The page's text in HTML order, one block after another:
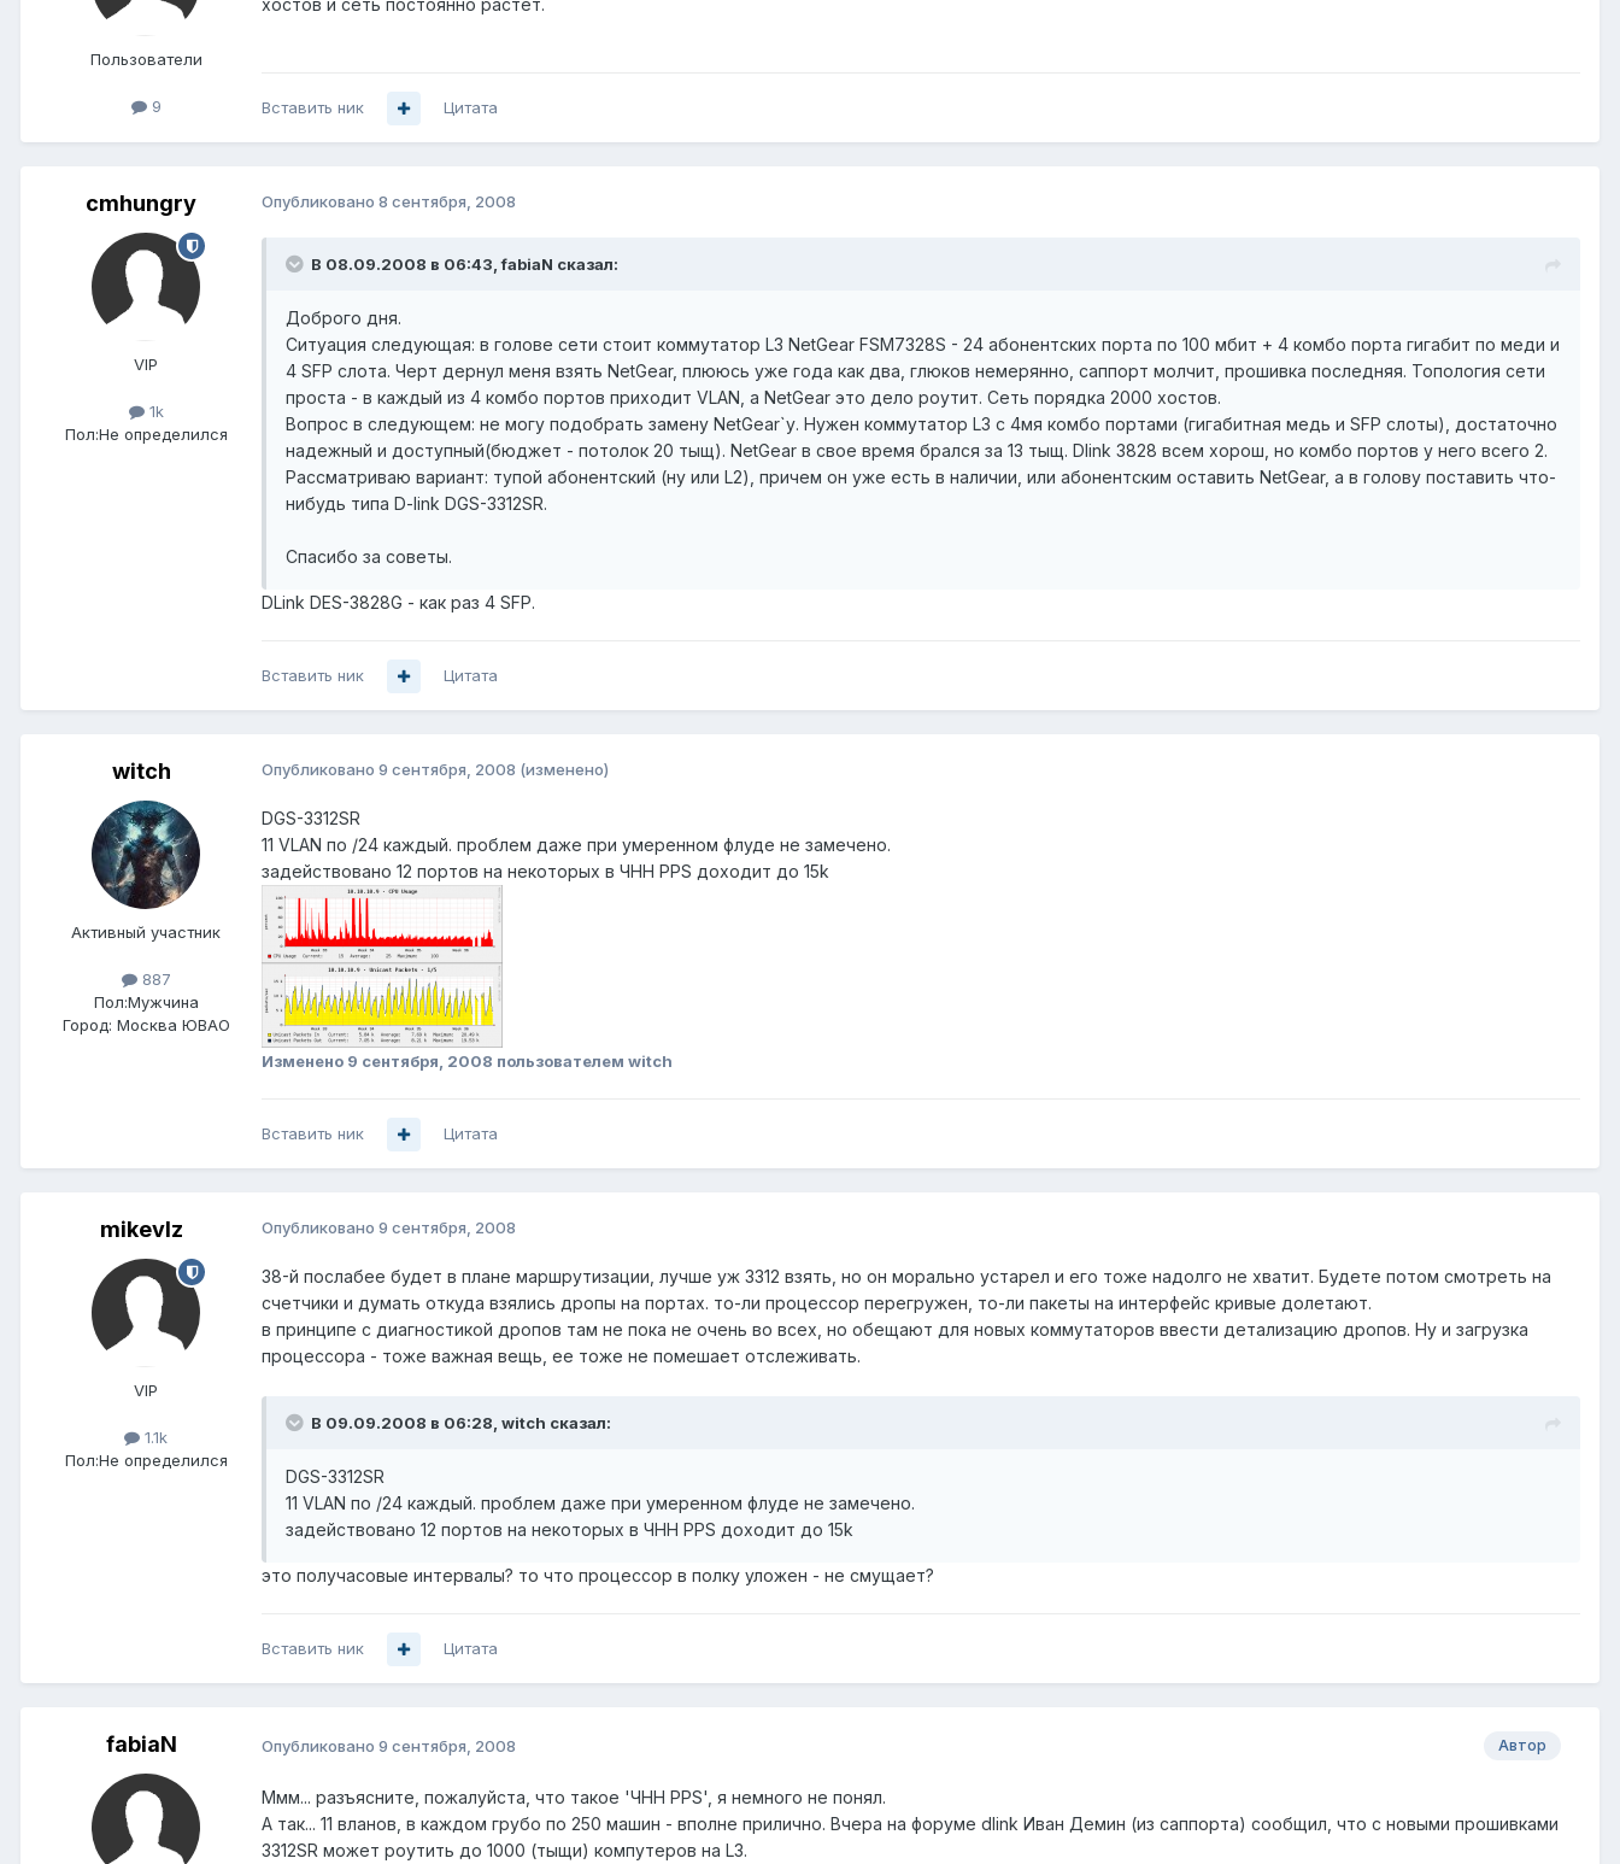
Пользователи
9
хостов и сеть постоянно растет.
Вставить ник Цитата
cmhungry
VIP
1k
Пол:Не определился
Опубликовано 8 сентября, 2008
В 08.09.2008 в 06:43, fabiaN сказал:
Доброго дня.
Ситуация следующая: в голове сети стоит коммутатор L3 NetGear FSM7328S - 24 абонентских порта по 100 мбит + 4 комбо порта гигабит по меди и
4 SFP слота. Черт дернул меня взять NetGear, плююсь уже года как два, глюков немерянно, саппорт молчит, прошивка последняя. Топология сети
проста - в каждый из 4 комбо портов приходит VLAN, а NetGear это дело роутит. Сеть порядка 2000 хостов.
Вопрос в следующем: не могу подобрать замену NetGear`у. Нужен коммутатор L3 с 4мя комбо портами (гигабитная медь и SFP слоты), достаточно
надежный и доступный(бюджет - потолок 20 тыщ). NetGear в свое время брался за 13 тыщ. Dlink 3828 всем хорош, но комбо портов у него всего 2.
Рассматриваю вариант: тупой абонентский (ну или L2), причем он уже есть в наличии, или абонентским оставить NetGear, а в голову поставить что-
нибудь типа D-link DGS-3312SR.
Спасибо за советы.
DLink DES-3828G - как раз 4 SFP.
Вставить ник Цитата
witch
Активный участник
887
Пол:Мужчина
Город: Москва ЮВАО
Опубликовано 9 сентября, 2008 (изменено)
DGS-3312SR
11 VLAN по /24 каждый. проблем даже при умеренном флуде не замечено.
задействовано 12 портов на некоторых в ЧНН PPS доходит до 15k
Изменено 9 сентября, 2008 пользователем witch
Вставить ник Цитата
mikevlz
VIP
1.1k
Пол:Не определился
Опубликовано 9 сентября, 2008
38-й послабее будет в плане маршрутизации, лучше уж 3312 взять, но он морально устарел и его тоже надолго не хватит. Будете потом смотреть на
счетчики и думать откуда взялись дропы на портах. то-ли процессор перегружен, то-ли пакеты на интерфейс кривые долетают.
в принципе с диагностикой дропов там не пока не очень во всех, но обещают для новых коммутаторов ввести детализацию дропов. Ну и загрузка
процессора - тоже важная вещь, ее тоже не помешает отслеживать.
В 09.09.2008 в 06:28, witch сказал:
DGS-3312SR
11 VLAN по /24 каждый. проблем даже при умеренном флуде не замечено.
задействовано 12 портов на некоторых в ЧНН PPS доходит до 15k
это получасовые интервалы? то что процессор в полку уложен - не смущает?
Вставить ник Цитата
fabiaN Автор
Опубликовано 9 сентября, 2008
Ммм... разъясните, пожалуйста, что такое 'ЧНН PPS', я немного не понял.
А так... 11 вланов, в каждом грубо по 250 машин - вполне прилично. Вчера на форуме dlink Иван Демин (из саппорта) сообщил, что с новыми прошивками
3312SR может роутить до 1000 (тыщи) компутеров на L3.